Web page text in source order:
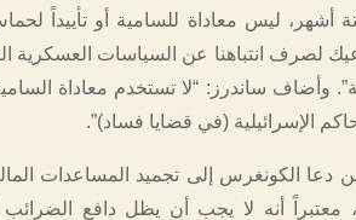
أشهر، ليس معاداة للسامية أو تأييداً
لصرف انتباهنا عن السياسات العسكرية
وأضاف ساندرز: “لا تستخدم معاداة
الإسرائيلية (في قضايا فساد)”.
دعا الكونغرس إلى تجميد المساعدات
معتبراً أنه لا يجب أن يظل دافع